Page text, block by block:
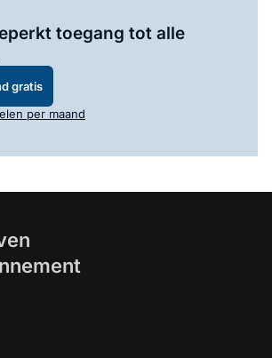
toegang tot alle
gratis
per maand